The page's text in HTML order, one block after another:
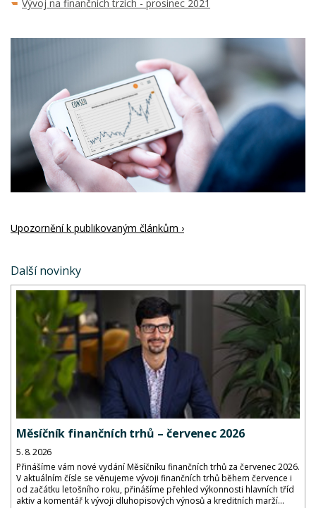
Vývoj na finančních trzích - prosinec 2021
Upozornění k publikovaným článkům ›
Další novinky
Měsíčník finančních trhů – červenec 2026
5. 8. 2026
Přinášíme vám nové vydání Měsíčníku finančních trhů za červenec 2026.
V aktuálním čísle se věnujeme vývoji finančních trhů během července i
od začátku letošního roku, přinášíme přehled výkonnosti hlavních tříd
aktiv a komentář k vývoji dluhopisových výnosů a kreditních marží...